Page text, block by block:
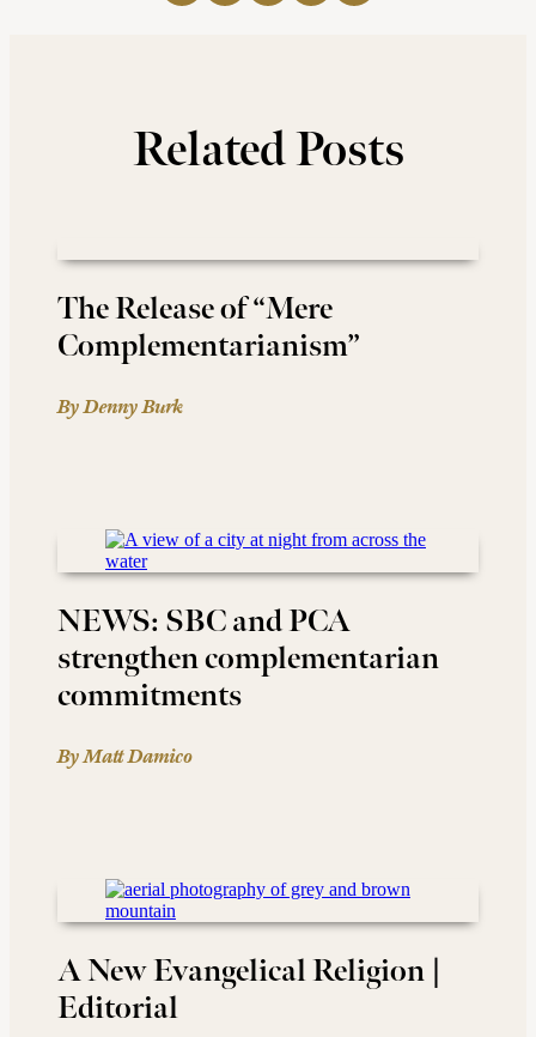
Related Posts
The Release of “Mere
Complementarianism”
By Denny Burk
NEWS: SBC and PCA
strengthen complementarian
commitments
By Matt Damico
A New Evangelical Religion |
Editorial